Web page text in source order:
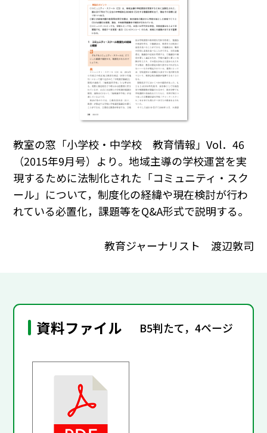
教室の窓「小学校・中学校 教育情報」Vol．46
（2015年9月号）より。地域主導の学校運営を実
現するために法制化された「コミュニティ・スク
ール」について，制度化の経緯や現在検討が行わ
れている必置化，課題等をQ&A形式で説明する。
教育ジャーナリスト 渡辺敦司
資料ファイル B5判たて，4ページ